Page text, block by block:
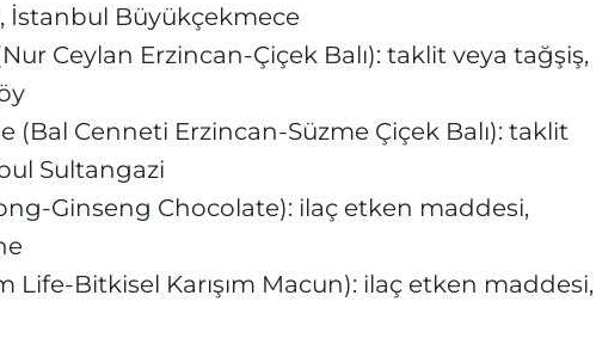
İstanbul Büyükçekmece
Ceylan Erzincan-Çiçek Balı): taklit veya tağşiş,
(Bal Cenneti Erzincan-Süzme Çiçek Balı): taklit
Sultangazi
Ginseng Chocolate): ilaç etken maddesi,
Life-Bitkisel Karışım Macun): ilaç etken maddesi,